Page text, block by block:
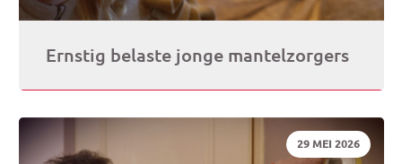
Ernstig belaste jonge mantelzorgers
DATUM:
29 MEI 2026